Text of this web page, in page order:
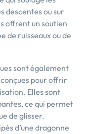
descentes ou sur
offrent un soutien
de ruisseaux ou de
sont également
pour offrir
Elles sont
ce qui permet
de glisser.
d’une dragonne